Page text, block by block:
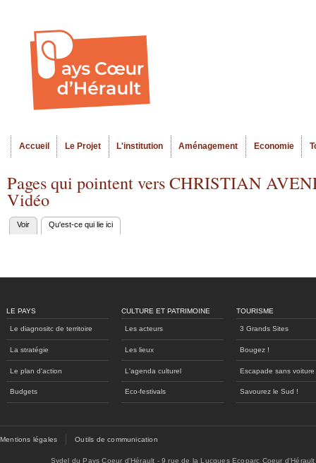
Menu principal
Accueil Le Projet L'institution Aménagement Economie
Pages qui pointent vers CHRISTIAN
Vidéo
Onglets
Voir Qu'est-ce qui lie ici
LE PAYS
Le diagnositc de territoire
La stratégie
Le plan d'action
Budgets
CULTURE ET PATRIMOINE
Les acteurs
Les lieux
L'agenda culturel
Eco-festivals
TOURISME
3 Grands Sites
Bougez !
Escapade sans voiture
Savourez le Sud !
Mentions légales Outils de communication
Sydel du Pays Coeur d'Hérault - 9 rue de la Lucques Ecoparc Coeur